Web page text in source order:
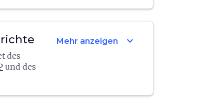
dem
San
,
nur
zu
des
und des
Mehr anzeigen expand_more